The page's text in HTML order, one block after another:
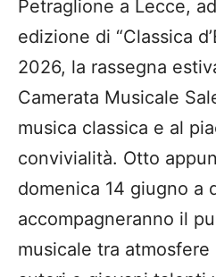
Petraglione a Lecce,
edizione di “Classica
2026, la rassegna
Camerata Musicale
musica classica e al
convivialità. Otto
domenica 14 giugno a
accompagneranno il
musicale tra